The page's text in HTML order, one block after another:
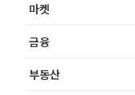
마켓
금융
부동산